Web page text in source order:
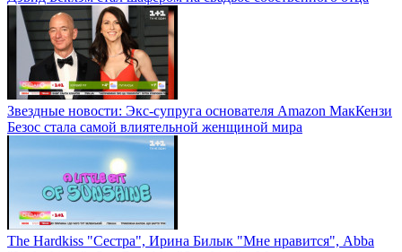
Звездные новости: Экс-супруга основателя Amazon МакКензи
Безос стала самой влиятельной женщиной мира
The Hardkiss "Сестра", Ирина Билык "Мне нравится", Abba